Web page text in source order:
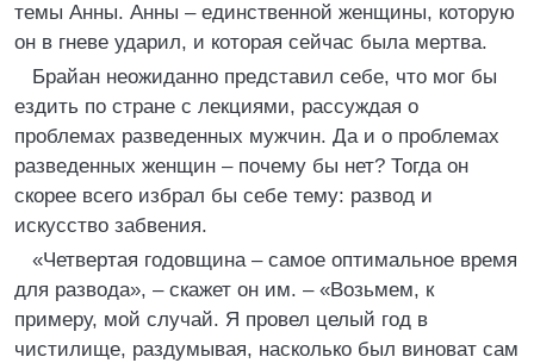
темы Анны. Анны – единственной женщины, которую
он в гневе ударил, и которая сейчас была мертва.
Брайан неожиданно представил себе, что мог бы
ездить по стране с лекциями, рассуждая о
проблемах разведенных мужчин. Да и о проблемах
разведенных женщин – почему бы нет? Тогда он
скорее всего избрал бы себе тему: развод и
искусство забвения.
«Четвертая годовщина – самое оптимальное время
для развода», – скажет он им. – «Возьмем, к
примеру, мой случай. Я провел целый год в
чистилище, раздумывая, насколько был виноват сам